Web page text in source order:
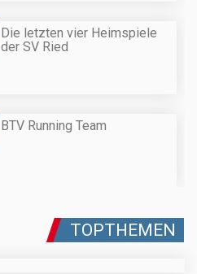
Die letzten vier Heimspiele
der SV Ried
BTV Running Team
TOPTHEMEN